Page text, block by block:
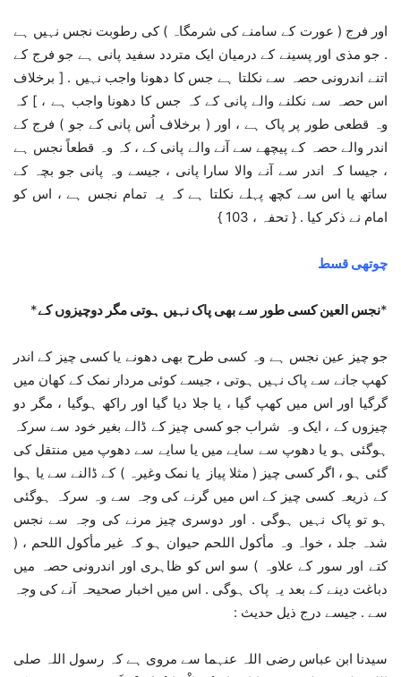
اور فرج ( عورت کے سامنے کی شرمگاہ ) کی رطوبت نجس نہیں ہے
. جو مذی اور پسینے کے درمیان ایک متردد سفید پانی ہے جو فرج کے
اتنے اندرونی حصہ سے نکلتا ہے جس کا دھونا واجب نہیں . [ برخلاف
اس حصہ سے نکلنے والے پانی کے کہ جس کا دھونا واجب ہے ، ] کہ
وہ قطعی طور پر پاک ہے ، اور ( برخلاف اُس پانی کے جو ) فرج کے
اندر والے حصہ کے پیچھے سے آنے والے پانی کے ، کہ وہ قطعاً نجس ہے
، جیسا کہ اندر سے آنے والا سارا پانی ، جیسے وہ پانی جو بچہ کے
ساتھ یا اس سے کچھ پہلے نکلتا ہے کہ یہ تمام نجس ہے ، اس کو
امام نے ذکر کیا . { تحفہ ، 103 }
چوتھی قسط
*نجس العین کسی طور سے بھی پاک نہیں ہوتی مگر دوچیزوں کے*
جو چیز عین نجس ہے وہ کسی طرح بھی دھونے یا کسی چیز کے اندر
کھپ جانے سے پاک نہیں ہوتی ، جیسے کوئی مردار نمک کے کھان میں
گرگیا اور اس میں کھپ گیا ، یا جلا دیا گیا اور راکھ ہوگیا ، مگر دو
چیزوں کے ، ایک وہ شراب جو کسی چیز کے ڈالے بغیر خود سے سرکہ
ہوگئی ہو یا دھوپ سے سایے میں یا سایے سے دھوپ میں منتقل کی
گئی ہو ، اگر کسی چیز ( مثلا پیاز یا نمک وغیرہ ) کے ڈالنے سے یا ہوا
کے ذریعہ کسی چیز کے اس میں گرنے کی وجہ سے وہ سرکہ ہوگئی
ہو تو پاک نہیں ہوگی . اور دوسری چیز مرنے کی وجہ سے نجس
شدہ جلد ، خواہ وہ مأکول اللحم حیوان ہو کہ غیر مأکول اللحم ، (
کتے اور سور کے علاوہ ) سو اس کو ظاہری اور اندرونی حصہ میں
دباغت دینے کے بعد یہ پاک ہوگی . اس میں اخبار صحیحہ آنے کی وجہ
سے . جیسے درج ذیل حدیث :
سیدنا ابن عباس رضی اللہ عنہما سے مروی ہے کہ رسول اللہ صلی